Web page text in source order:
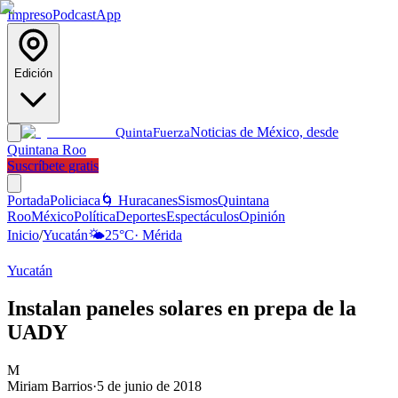
ImpresoPodcastApp
Edición
QuintaFuerzaNoticias de México, desde
Quintana Roo
Suscríbete gratis
PortadaPoliciaca 🌀 HuracanesSismosQuintana
RooMéxicoPolíticaDeportesEspectáculosOpinión
Inicio/Yucatán🌤️25°C· Mérida
Yucatán
Instalan paneles solares en prepa de la
UADY
M
Miriam Barrios·5 de junio de 2018